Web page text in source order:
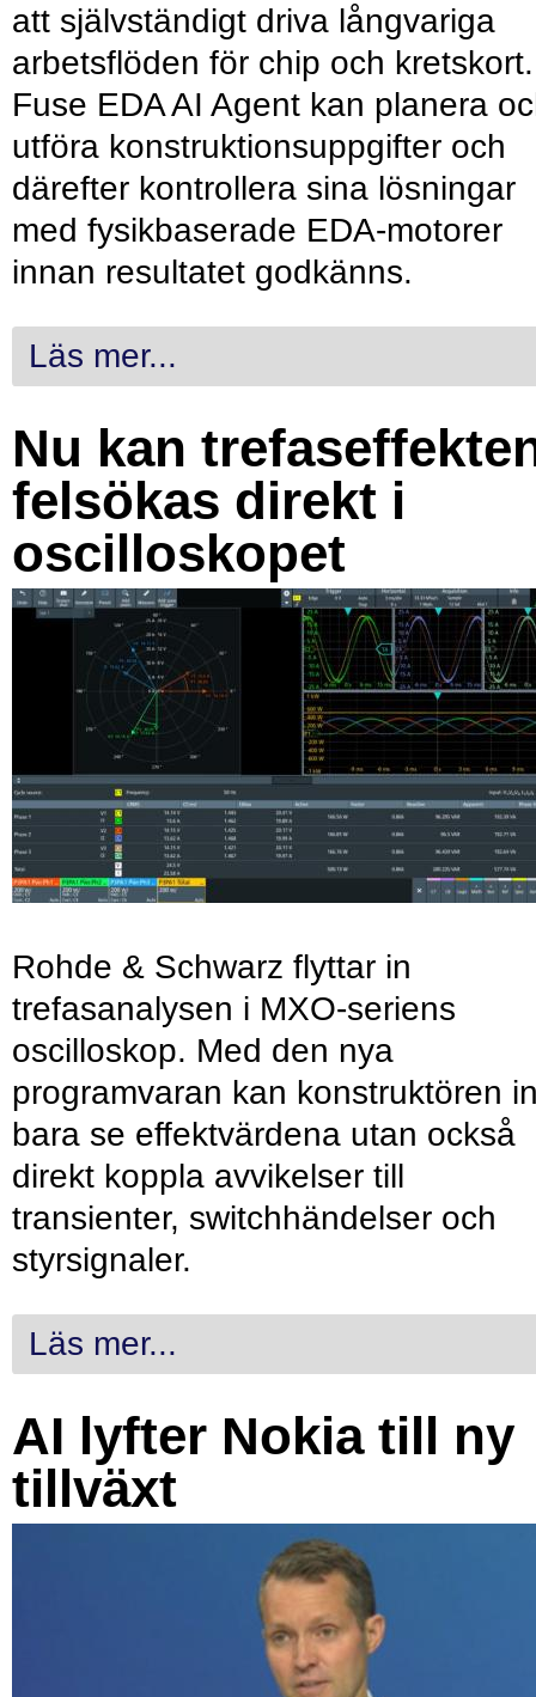
att självständigt driva långvariga
arbetsflöden för chip och kretskort.
Fuse EDA AI Agent kan planera
utföra konstruktionsuppgifter och
därefter kontrollera sina lösningar
med fysikbaserade EDA-motorer
innan resultatet godkänns.
Läs mer...
Nu kan
felsökas direkt i
oscilloskopet
Rohde & Schwarz flyttar in
trefasanalysen i MXO-seriens
oscilloskop. Med den nya
programvaran kan konstruktören
bara se effektvärdena utan också
direkt koppla avvikelser till
transienter, switchhändelser och
styrsignaler.
Läs mer...
AI lyfter Nokia till ny
tillväxt